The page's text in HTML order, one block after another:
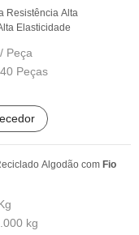
Resistência Alta
Elasticidade
/ Peça
Peças
Algodão com Fio
kg